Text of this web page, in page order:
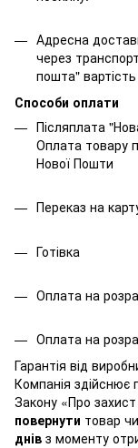
Адресна
через
пошта"
Способи оплати
Післяплата
Оплата товару
Нової Пошти
Переказ на
Готівка
Оплата на
Оплата на
Гарантія від
Компанія здійснює
Закону «Про
повернути товар
днів з моменту